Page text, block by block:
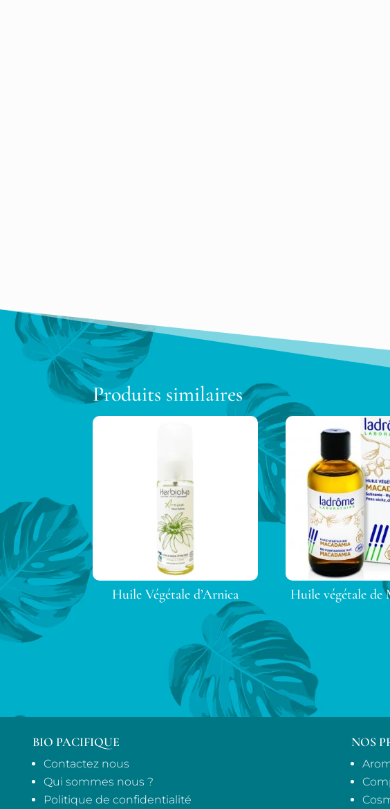
Produits similaires
Huile Végétale d’Arnica Huile végétale de
BIO PACIFIQUE
Contactez nous
Qui sommes nous ?
Politique de confidentialité
NOS